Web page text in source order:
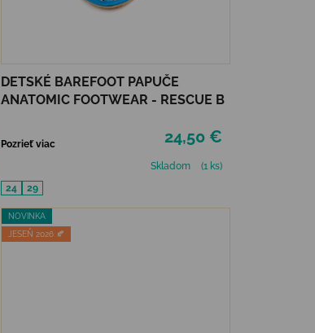
DETSKÉ BAREFOOT PAPUČE
ANATOMIC FOOTWEAR - RESCUE B
24,50 €
Pozrieť viac
Skladom
(1 ks)
24
29
NOVINKA
JESEŇ 2026 🍂